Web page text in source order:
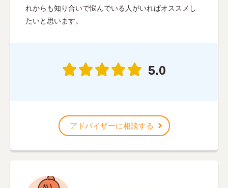
れからも知り合いで悩んでいる人がいればオススメし
たいと思います。
5.0
アドバイザーに相談する